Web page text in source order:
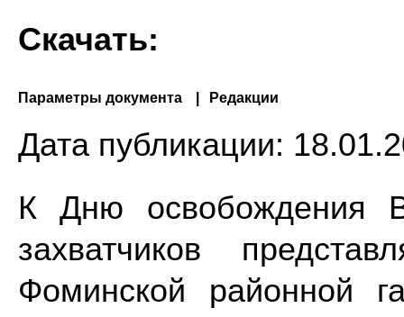
Скачать:
Параметры документа Редакции
Дата публикации:
К Дню освобождения
захватчиков
Фоминской районной